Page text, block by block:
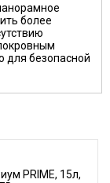
более
для безопасной